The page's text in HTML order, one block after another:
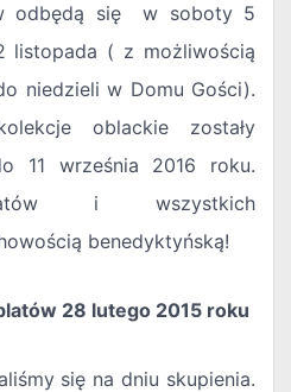
odbędą się w soboty 5
listopada ( z możliwością
niedzieli w Domu Gości).
oblackie zostały
11 września 2016 roku.
i wszystkich
benedyktyńską!
28 lutego 2015 roku
się na dniu skupienia.